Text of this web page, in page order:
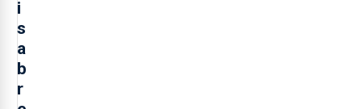
i
s
a
b
r